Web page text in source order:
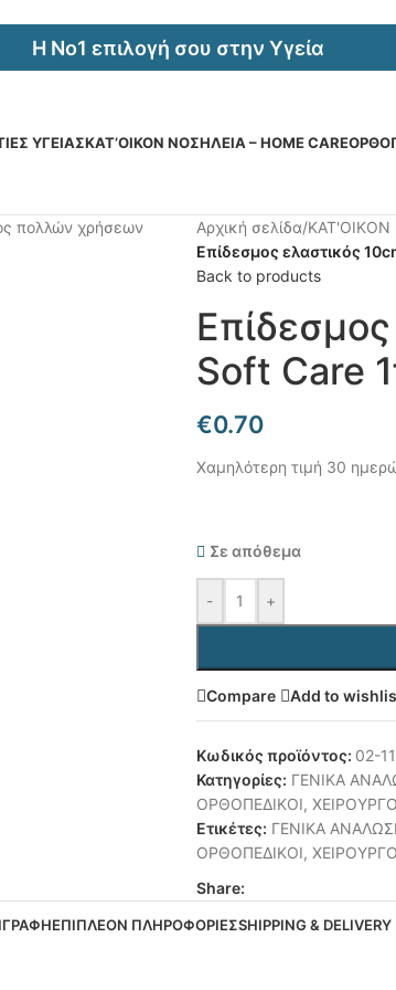
Η Νο1 επιλογή σου στην Υγεία
ΥΓΕΙΑΣΚΑΤ’ΟΙΚΟΝ ΝΟΣΗΛΕΙΑ – HOME CARE
Αρχική σελίδα/ΚΑΤ'ΟΙΚΟΝ
Επίδεσμος ελαστικός
Back to products
Soft Care
€0.70
Χαμηλότερη τιμή 30
Σε απόθεμα
- +
Compare Add to
Κωδικός προϊόντος: 02-
Κατηγορίες: ΓΕΝΙΚΑ
ΟΡΘΟΠΕΔΙΚΟΙ,
Ετικέτες: ΓΕΝΙΚΑ
ΟΡΘΟΠΕΔΙΚΟΙ,
Share:
ΕΠΙΠΛΈΟΝ ΠΛΗΡΟΦΟΡΊΕΣSHIPPING & DELIVERY